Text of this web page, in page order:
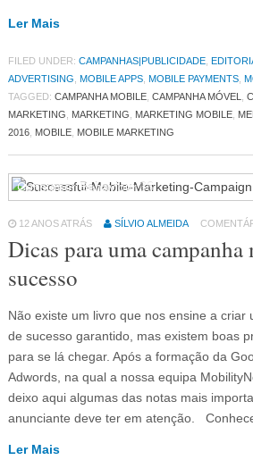
Ler Mais
FILED UNDER: CAMPANHAS|PUBLICIDADE,
ADVERTISING MOBILE APPS, MOBILE PAYMENTS,
TAGGED: CAMPANHA MOBILE, CAMPANHA MÓVEL
MARKETING
MARKETING MARKETING MOBILE,
2016, MOBILE, MOBILE MARKETING
Consumer Behaviour36
12 ANOS ATRÁS SÍLVIO ALMEIDA
Dicas para uma
sucesso
Não existe um livro que nos ensine a criar
de sucesso garantido, mas existem boas
para se lá chegar. Após a formação da
Adwords, na qual a nossa equipa
deixo aqui algumas das notas mais
anunciante deve ter em atenção.
Ler Mais